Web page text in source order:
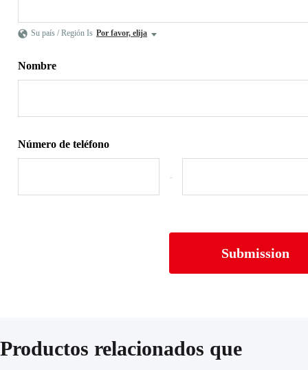
Su país / Región Is Por favor, elija
Nombre
Número de teléfono
-
Submission
Productos relacionados que